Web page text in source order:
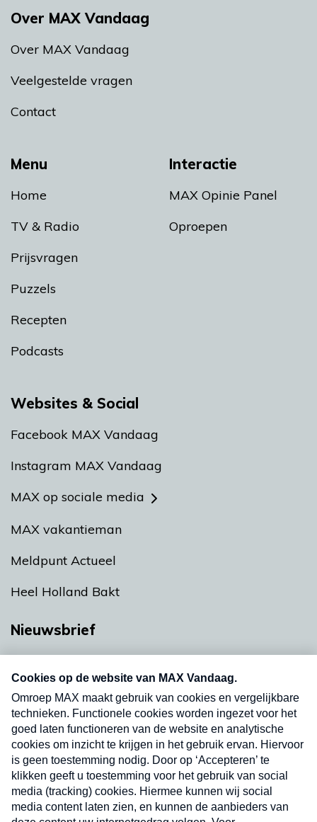
Menu
Home
TV & Radio
Prijsvragen
Puzzels
Recepten
Podcasts
Interactie
MAX Opinie Panel
Oproepen
Over MAX Vandaag
Over MAX Vandaag
Veelgestelde vragen
Contact
Websites & Social
Facebook MAX Vandaag
Instagram MAX Vandaag
MAX op sociale media
MAX vakantieman
Meldpunt Actueel
Heel Holland Bakt
Nieuwsbrief
nieuwsbrief. Elke vrijdag- en dinsdagochtend in
uw mailbox.
Verzend